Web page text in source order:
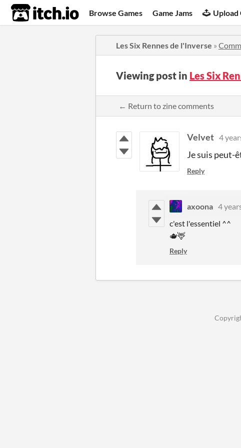
itch.io Browse Games Game Jams Upload
Les Six Rennes de l'Inverse »
Viewing post in Les Six
← Return to zine comments
Velvet 4
Je suis peut-
Reply
axoona 4
c'est l'essentiel ^^
🫖🦌
Reply